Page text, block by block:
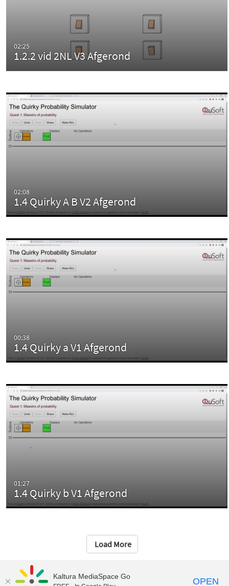
02:25
1.2.2 vid 2NL V3 Afgerond
02:08
1.4 Quirky A B V2 Afgerond
00:38
1.4 Quirky a V1 Afgerond
01:27
1.4 Quirky b V1 Afgerond
Load More
Kaltura MediaSpace Go OPEN